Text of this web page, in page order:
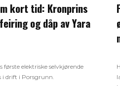
kort tid: Kronprins
og dåp av Yara
første elektriske selvkjørende
i drift i Porsgrunn.